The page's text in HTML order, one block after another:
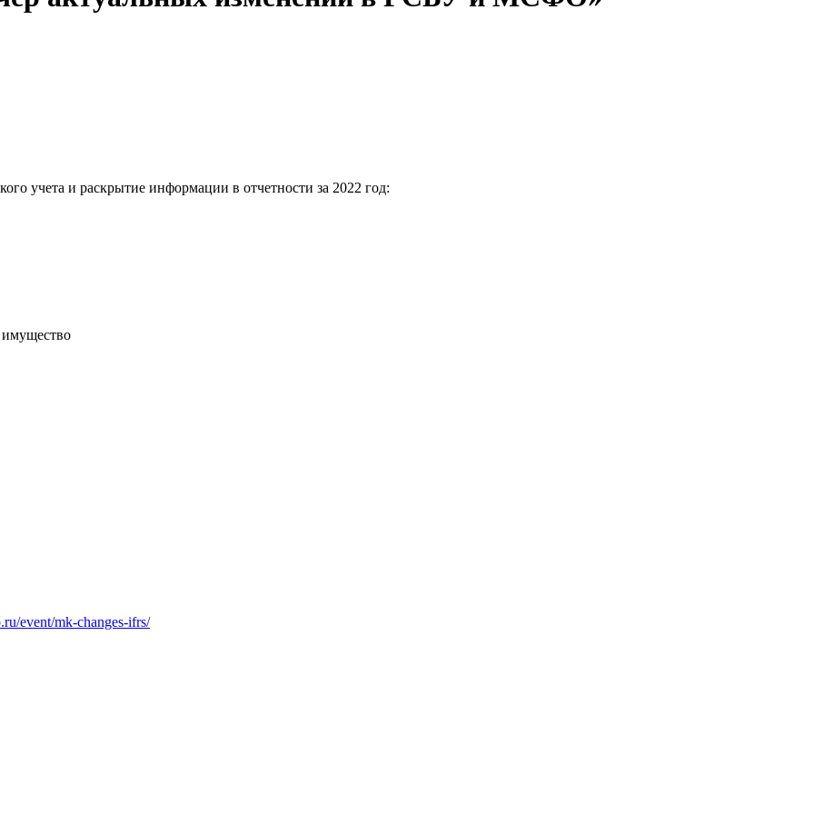
учета и раскрытие информации в отчетности за 2022 год:
event/mk-changes-ifrs/